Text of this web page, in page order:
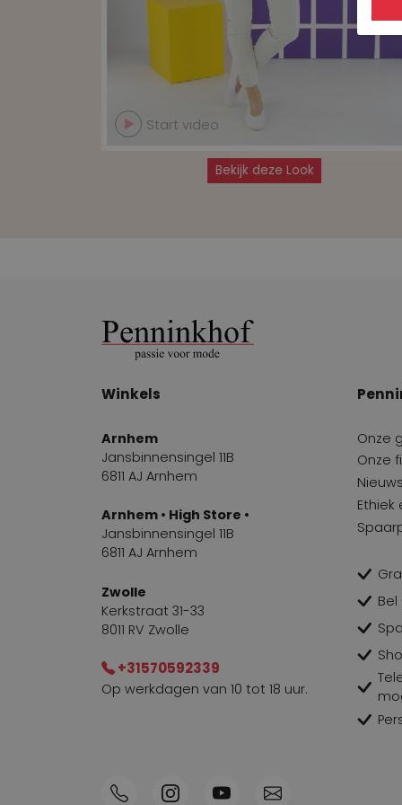
Start video
Bekijk deze Look
Winkels
Arnhem
Jansbinnensingel 11B
6811 AJ Arnhem
Arnhem • High Store •
Jansbinnensingel 11B
6811 AJ Arnhem
Zwolle
Kerkstraat 31-33
8011 RV Zwolle
+31570592339
Op werkdagen van 10 tot 18 uur.
Onze
Onze
Ethiek
Bel